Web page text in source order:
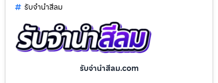
รับจํานําสีลม
รับจํานําสีลม.com